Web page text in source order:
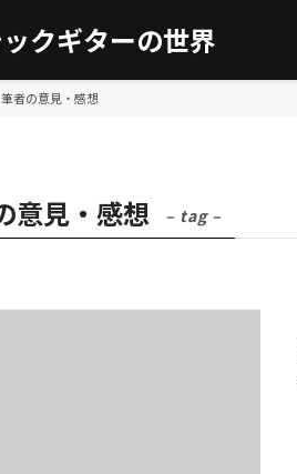
クギターの世界
筆者の意見・感想
意見・感想 – tag –